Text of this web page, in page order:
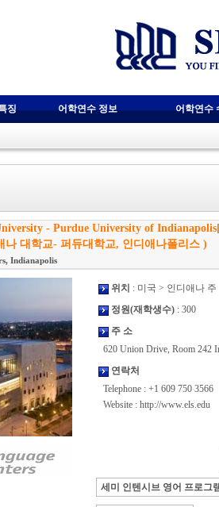
징 어학연수 정보 어학연수
- Purdue University of
나 대학교- 퍼듀대학교, 인디애나폴리스 )
Indianapolis
위치 : 미국 > 인디애나 주
정원(재학생수): 300
주 소
620 Union Drive, Room 242
연락처
Telephone : +1 609 750 3566
Website : http://www.els.edu
세미 인텐시브 영어 프로그